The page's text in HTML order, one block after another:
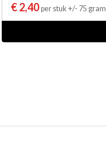
€ 2,40per stuk +/- 75 gram